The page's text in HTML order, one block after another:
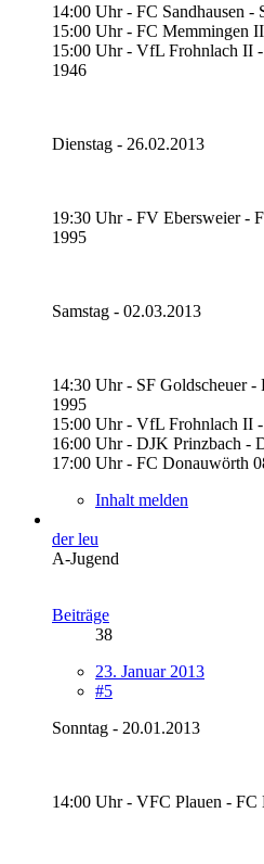
14:00 Uhr - FC Sandhausen -
15:00 Uhr - FC Memmingen
15:00 Uhr - VfL Frohnlach II
1946
Dienstag - 26.02.2013
19:30 Uhr - FV Ebersweier -
1995
Samstag - 02.03.2013
14:30 Uhr - SF Goldscheuer
1995
15:00 Uhr - VfL Frohnlach II
16:00 Uhr - DJK Prinzbach -
17:00 Uhr - FC Donauwörth
Inhalt melden
der leu
A-Jugend
Beiträge
38
23. Januar 2013
#5
Sonntag - 20.01.2013
14:00 Uhr - VFC Plauen - FC